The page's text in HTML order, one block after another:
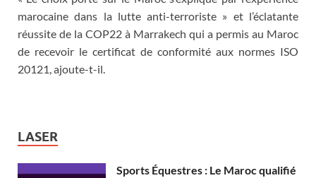
marocaine dans la lutte anti-terroriste » et l’éclatante
réussite de la COP22 à Marrakech qui a permis au Maroc
de recevoir le certificat de conformité aux normes ISO
20121, ajoute-t-il.
LASER
Sports Équestres : Le Maroc qualifié